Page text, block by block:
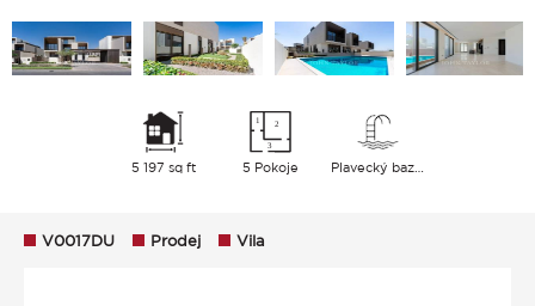
5 197 sq ft 5 Pokoje Plavecký bazén
V0017DU Prodej Vila